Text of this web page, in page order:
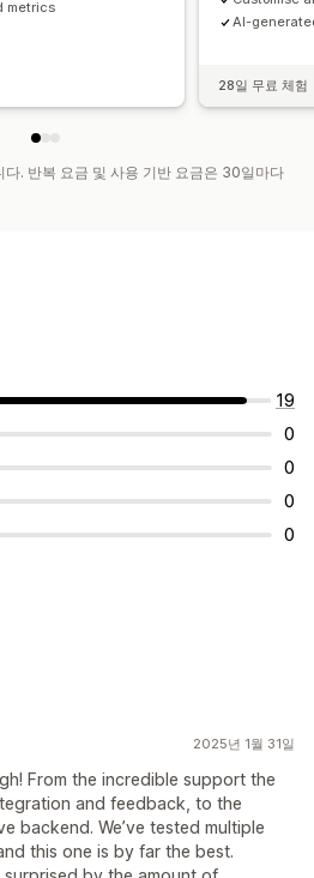
metrics
AI-
28일 무료 체험
. 반복 요금 및 사용 기반 요금은 30일마다
19
0
0
0
0
2025년 1월 31일
From the incredible support the
and feedback, to the
backend. We’ve tested multiple
this one is by far the best.